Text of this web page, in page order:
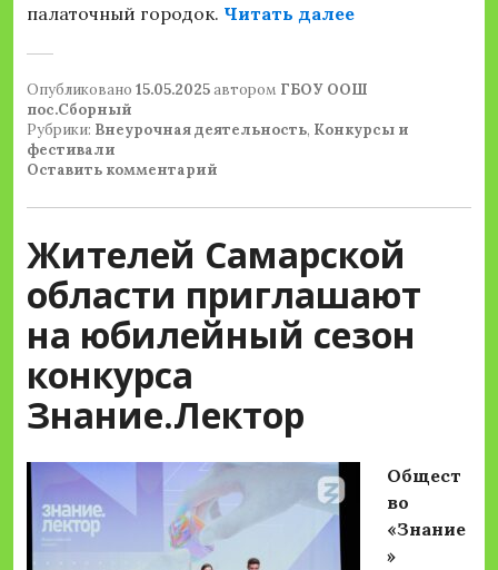
палаточный городок. Читать далее«Стартовала
Опубликовано 15.05.2025автором ГБОУ ООШ
пос.Сборный
Рубрики: Внеурочная деятельность, Конкурсы и
фестивали
Оставить комментарий
Жителей Самарской
области приглашают
на юбилейный сезон
конкурса
Знание.Лектор
Общест
во
«Знание
»